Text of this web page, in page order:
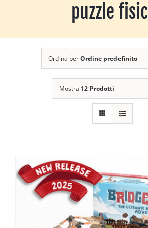
puzzle
Ordina perOrdine predefinito
Mostra 12 Prodotti